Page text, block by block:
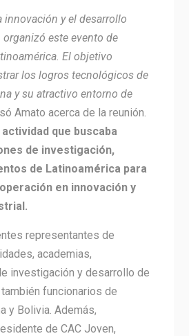
innovación y el desarrollo
este evento de
El objetivo
los logros tecnológicos de
y su atractivo entorno de
Amato acerca de la reunión.
que buscaba
de investigación,
de Latinoamérica para
en innovación y
representantes de
academias,
investigación y desarrollo de
funcionarios de
y Bolivia. Además,
de CAC Joven,